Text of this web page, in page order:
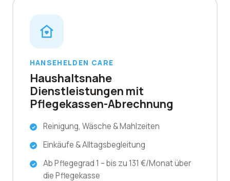
HANSEHELDEN CARE
Haushaltsnahe
Dienstleistungen mit
Pflegekassen-Abrechnung
Reinigung, Wäsche & Mahlzeiten
Einkäufe & Alltagsbegleitung
Ab Pflegegrad 1 – bis zu 131 €/Monat über
die Pflegekasse